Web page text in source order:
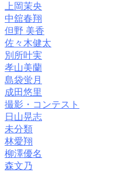
上岡茉央
中舘春翔
但野 美香
佐々木健太
別所叶実
孝山美蘭
島袋蛍月
成田悠里
撮影・コンテスト
日山晃志
未分類
林愛翔
柳澤優名
森文乃